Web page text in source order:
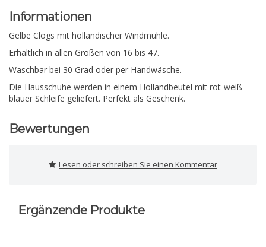
Informationen
Gelbe Clogs mit holländischer Windmühle.
Erhältlich in allen Größen von 16 bis 47.
Waschbar bei 30 Grad oder per Handwäsche.
Die Hausschuhe werden in einem Hollandbeutel mit rot-weiß-
blauer Schleife geliefert. Perfekt als Geschenk.
Bewertungen
Lesen oder schreiben Sie einen Kommentar
Ergänzende Produkte